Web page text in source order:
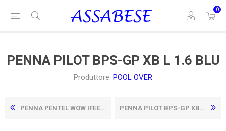
0
PENNA PILOT BPS-GP XB L 1.6 BLU
Produttore: POOL OVER
PENNA PENTEL WOW IFEEL-IT ROSSA PENNA PILOT BPS-GP XB L 1.6 NERA